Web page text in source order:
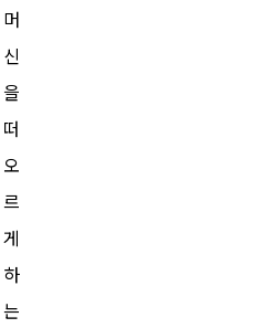
머
신
을
떠
오
르
게
하
는